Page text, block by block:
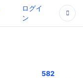
ログイ
ン
582